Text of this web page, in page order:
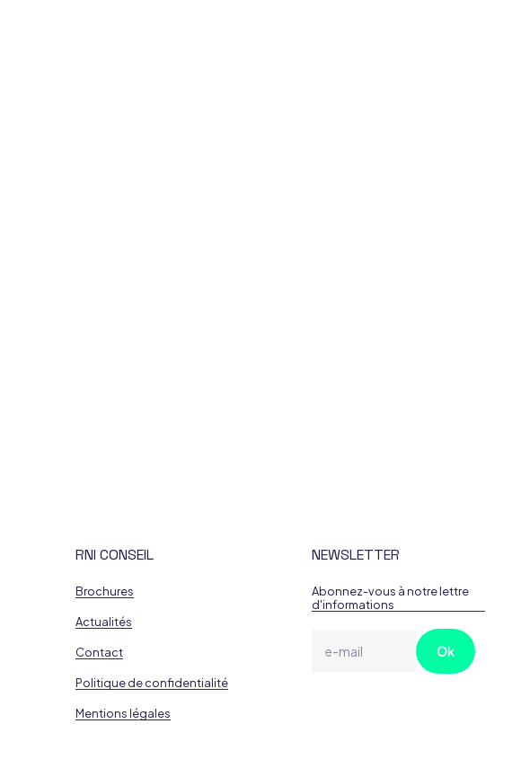
RNI CONSEIL
Brochures
Actualités
Contact
Politique de confidentialité
Mentions légales
NEWSLETTER
Abonnez-vous à notre lettre
d'informations